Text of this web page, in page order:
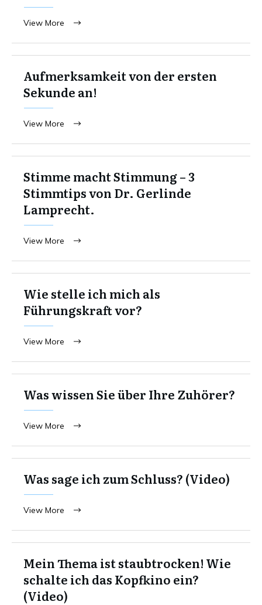
View More
Aufmerksamkeit von der ersten
Sekunde an!
View More
Stimme macht Stimmung – 3
Stimmtips von Dr. Gerlinde
Lamprecht.
View More
Wie stelle ich mich als
Führungskraft vor?
View More
Was wissen Sie über Ihre Zuhörer?
View More
Was sage ich zum Schluss? (Video)
View More
Mein Thema ist staubtrocken! Wie
schalte ich das Kopfkino ein?
(Video)